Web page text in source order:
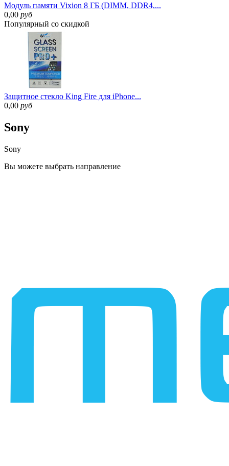
Модуль памяти Vixion 8 ГБ (DIMM, DDR4,...
0,00 руб
Популярный со скидкой
Защитное стекло King Fire для iPhone...
0,00 руб
Sony
Sony
Вы можете выбрать направление